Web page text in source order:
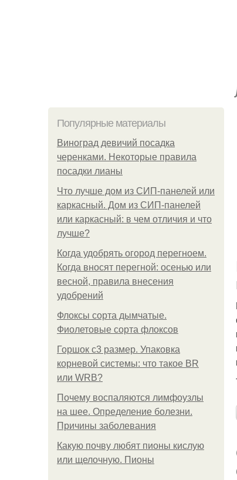
Популярные материалы
Виноград девичий посадка
черенками. Некоторые правила
посадки лианы
Что лучше дом из СИП-панелей или
каркасный. Дом из СИП-панелей
или каркасный: в чем отличия и что
лучше?
Когда удобрять огород перегноем.
Когда вносят перегной: осенью или
весной, правила внесения
удобрений
Флоксы сорта дымчатые.
Фиолетовые сорта флоксов
Горшок с3 размер. Упаковка
корневой системы: что такое BR
или WRB?
Почему воспаляются лимфоузлы
на шее. Определение болезни.
Причины заболевания
Какую почву любят пионы кислую
или щелочную. Пионы